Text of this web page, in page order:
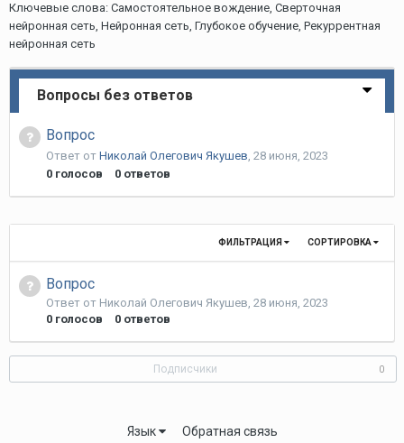
Ключевые слова: Самостоятельное вождение, Сверточная
нейронная сеть, Нейронная сеть, Глубокое обучение, Рекуррентная
нейронная сеть
Вопросы без ответов
Вопрос
Ответ от Николай Олегович Якушев, 28 июня, 2023
0 голосов 0 ответов
СОРТИРОВКА
ФИЛЬТРАЦИЯ
Вопрос
Ответ от Николай Олегович Якушев 28 июня, 2023
0 голосов 0 ответов
Подписчики 0
Язык Обратная связь